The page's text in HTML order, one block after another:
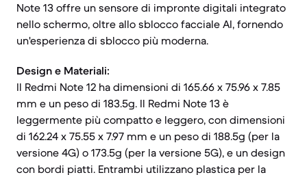
Note 13 offre un sensore di impronte digitali integrato
nello schermo, oltre allo sblocco facciale AI, fornendo
un'esperienza di sblocco più moderna.
Design e Materiali:
Il Redmi Note 12 ha dimensioni di 165.66 x 75.96 x 7.85
mm e un peso di 183.5g. Il Redmi Note 13 è
leggermente più compatto e leggero, con dimensioni
di 162.24 x 75.55 x 7.97 mm e un peso di 188.5g (per la
versione 4G) o 173.5g (per la versione 5G), e un design
con bordi piatti. Entrambi utilizzano plastica per la